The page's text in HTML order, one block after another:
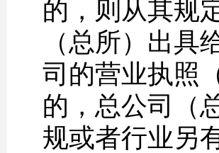
的，则从其规
（总所）出
司的营业执照
的，总公司（
规或者行业另